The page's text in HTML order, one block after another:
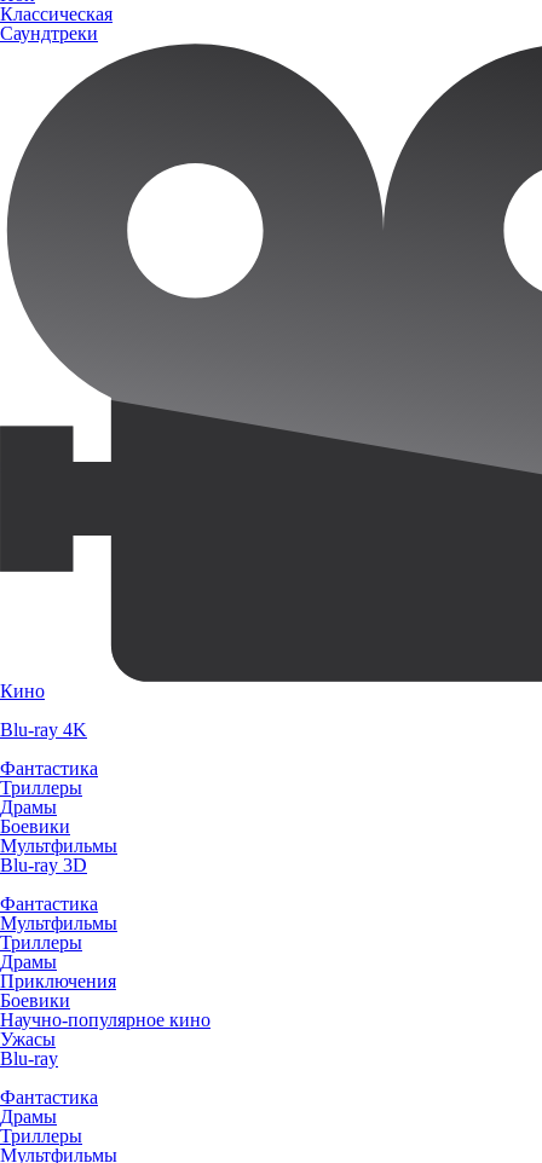
Классическая
Саундтреки
Кино
Blu-ray 4K
Фантастика
Триллеры
Драмы
Боевики
Мультфильмы
Blu-ray 3D
Фантастика
Мультфильмы
Триллеры
Драмы
Приключения
Боевики
Научно-популярное кино
Ужасы
Blu-ray
Фантастика
Драмы
Триллеры
Мультфильмы